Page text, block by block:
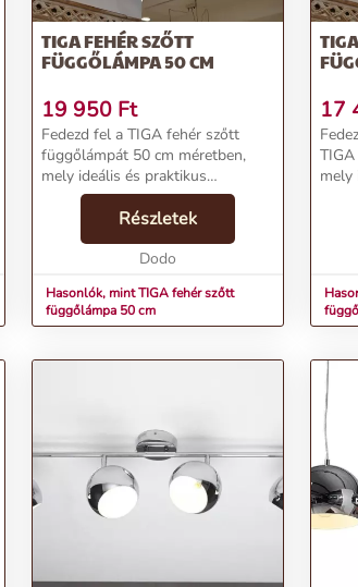
TIGA FEHÉR SZŐTT
FÜGGŐLÁMPA 50 CM
19 950 Ft
Fedezd fel a TIGA fehér szőtt
függőlámpát 50 cm méretben,
mely ideális és praktikus
kiegészítője boho vagy trópusi
stílusú otthonodnak. A rattan
függő lámpa meleg fényével
finoman takarja be a szoba m...
Részletek
Dodo
Hasonlók, mint TIGA fehér szőtt
függőlámpa 50 cm
17
mely